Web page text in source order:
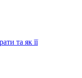
та як її